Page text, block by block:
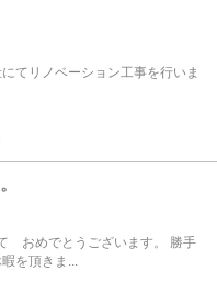
てリノベーション工事を行いま
を頂きま...